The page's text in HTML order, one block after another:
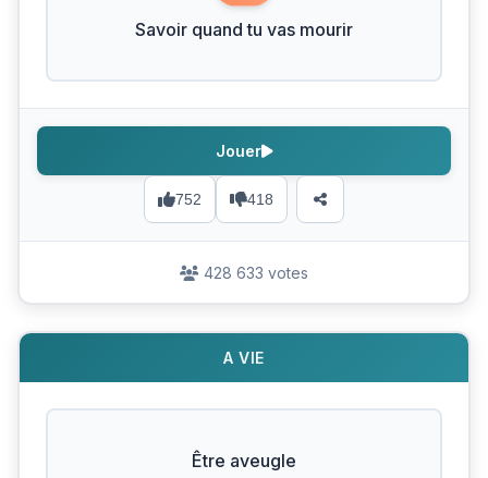
Savoir quand tu vas mourir
752 418
Jouer
428 633 votes
A VIE
Être aveugle